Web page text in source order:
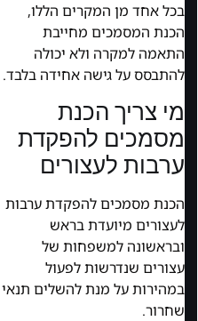
בכל אחד מן המקרים הללו,
הכנת המסמכים מחייבת
התאמה למקרה ולא יכולה
להתבסס על גישה אחידה בלבד.
מי צריך הכנת
מסמכים להפקדת
ערבות לעצורים
הכנת מסמכים להפקדת ערבות
לעצורים מיועדת בראש
ובראשונה למשפחות של
עצורים שנדרשות לפעול
במהירות על מנת להשלים תנאי
שחרור.